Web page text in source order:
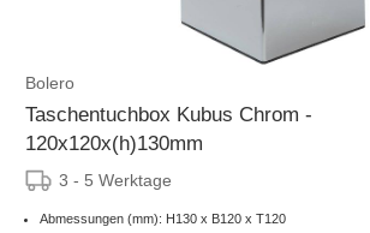
Bolero
Taschentuchbox Kubus Chrom -
120x120x(h)130mm
3 - 5 Werktage
Abmessungen (mm): H130 x B120 x T120